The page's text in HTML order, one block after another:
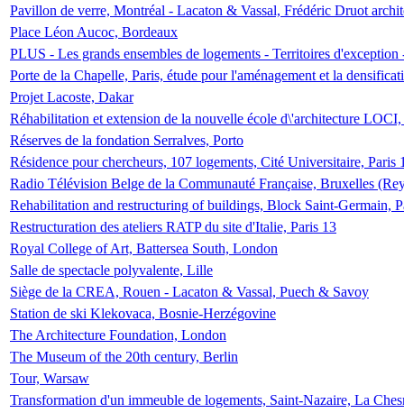
Pavillon de verre, Montréal - Lacaton & Vassal, Frédéric Druot
Place Léon Aucoc, Bordeaux
PLUS - Les grands ensembles de logements - Territoires
Porte de la Chapelle, Paris, étude pour l'aménagement et la
Projet Lacoste, Dakar
Réhabilitation et extension de la nouvelle école d\'architecture
Réserves de la fondation Serralves, Porto
Résidence pour chercheurs, 107 logements, Cité Universitaire, Paris
Radio Télévision Belge de la Communauté Française, Bruxelles
Rehabilitation and restructuring of buildings, Block Saint-Germain,
Restructuration des ateliers RATP du site d'Italie, Paris 13
Royal College of Art, Battersea South, London
Salle de spectacle polyvalente, Lille
Siège de la CREA, Rouen - Lacaton & Vassal, Puech & Savoy
Station de ski Klekovaca, Bosnie-Herzégovine
The Architecture Foundation, London
The Museum of the 20th century, Berlin
Tour, Warsaw
Transformation d'un immeuble de logements, Saint-Nazaire, La